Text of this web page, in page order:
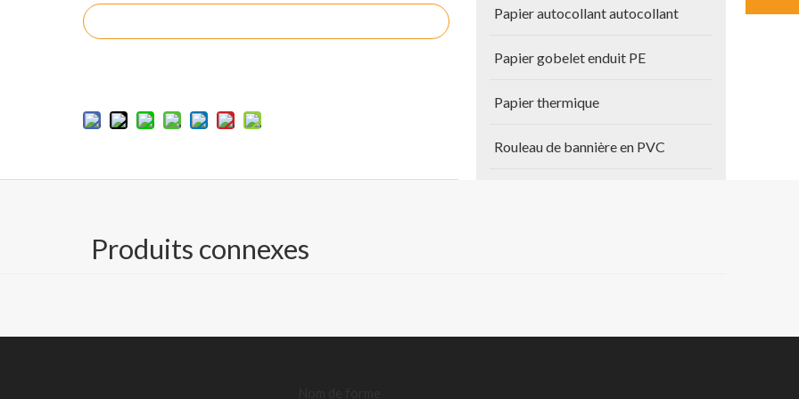
la couche supérieure est colorée en BUKP. Encollage de surface traité.
Papier autocollant autocollant
Papier gobelet enduit PE
Papier thermique
Rouleau de bannière en PVC
Produits connexes